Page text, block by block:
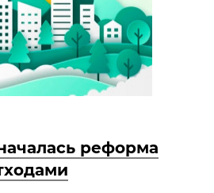
реформа